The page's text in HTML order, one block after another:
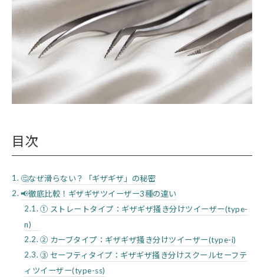
目次
🤔なぜ滑らない？「ギザギザ」の秘密
📢徹底比較！ギザギザツイーザー3種の違い
① ストレートタイプ：ギザギザ掻き分けツイーザー(type-
n)
② カーブタイプ：ギザギザ掻き分けツイーザー(type-i)
③ セーフティタイプ：ギザギザ掻き分けスクールセーフテ
ィツイーザー(type-ss)